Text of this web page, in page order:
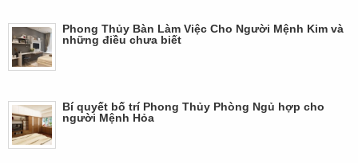
Phong Thủy Bàn Làm Việc Cho Người Mệnh Kim và
những điều chưa biết
Bí quyết bố trí Phong Thủy Phòng Ngủ hợp cho
người Mệnh Hỏa